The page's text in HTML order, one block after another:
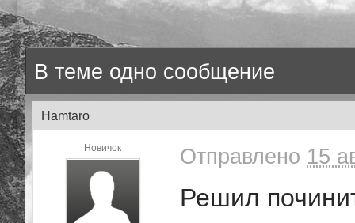
В теме одно сообщение
Hamtaro
Новичок Отправлено 15
Решил